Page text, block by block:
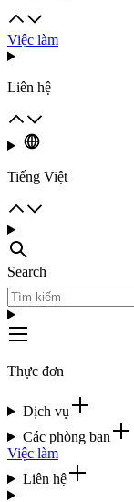
Việc làm
Liên hệ
Tiếng Việt
Search
Thực đơn
Dịch vụ
Các phòng ban
Việc làm
Liên hệ